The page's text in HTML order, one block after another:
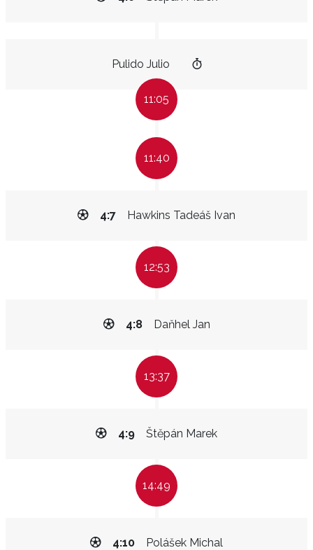
Pulido Julio
11:05
11:40
Hawkins Tadeáš Ivan
4:7
12:53
Daňhel Jan
4:8
13:37
Štěpán Marek
4:9
14:49
Polášek Michal
4:10